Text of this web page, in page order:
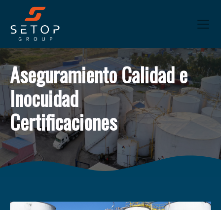
Aseguramiento Calidad e
Inocuidad
Certificaciones